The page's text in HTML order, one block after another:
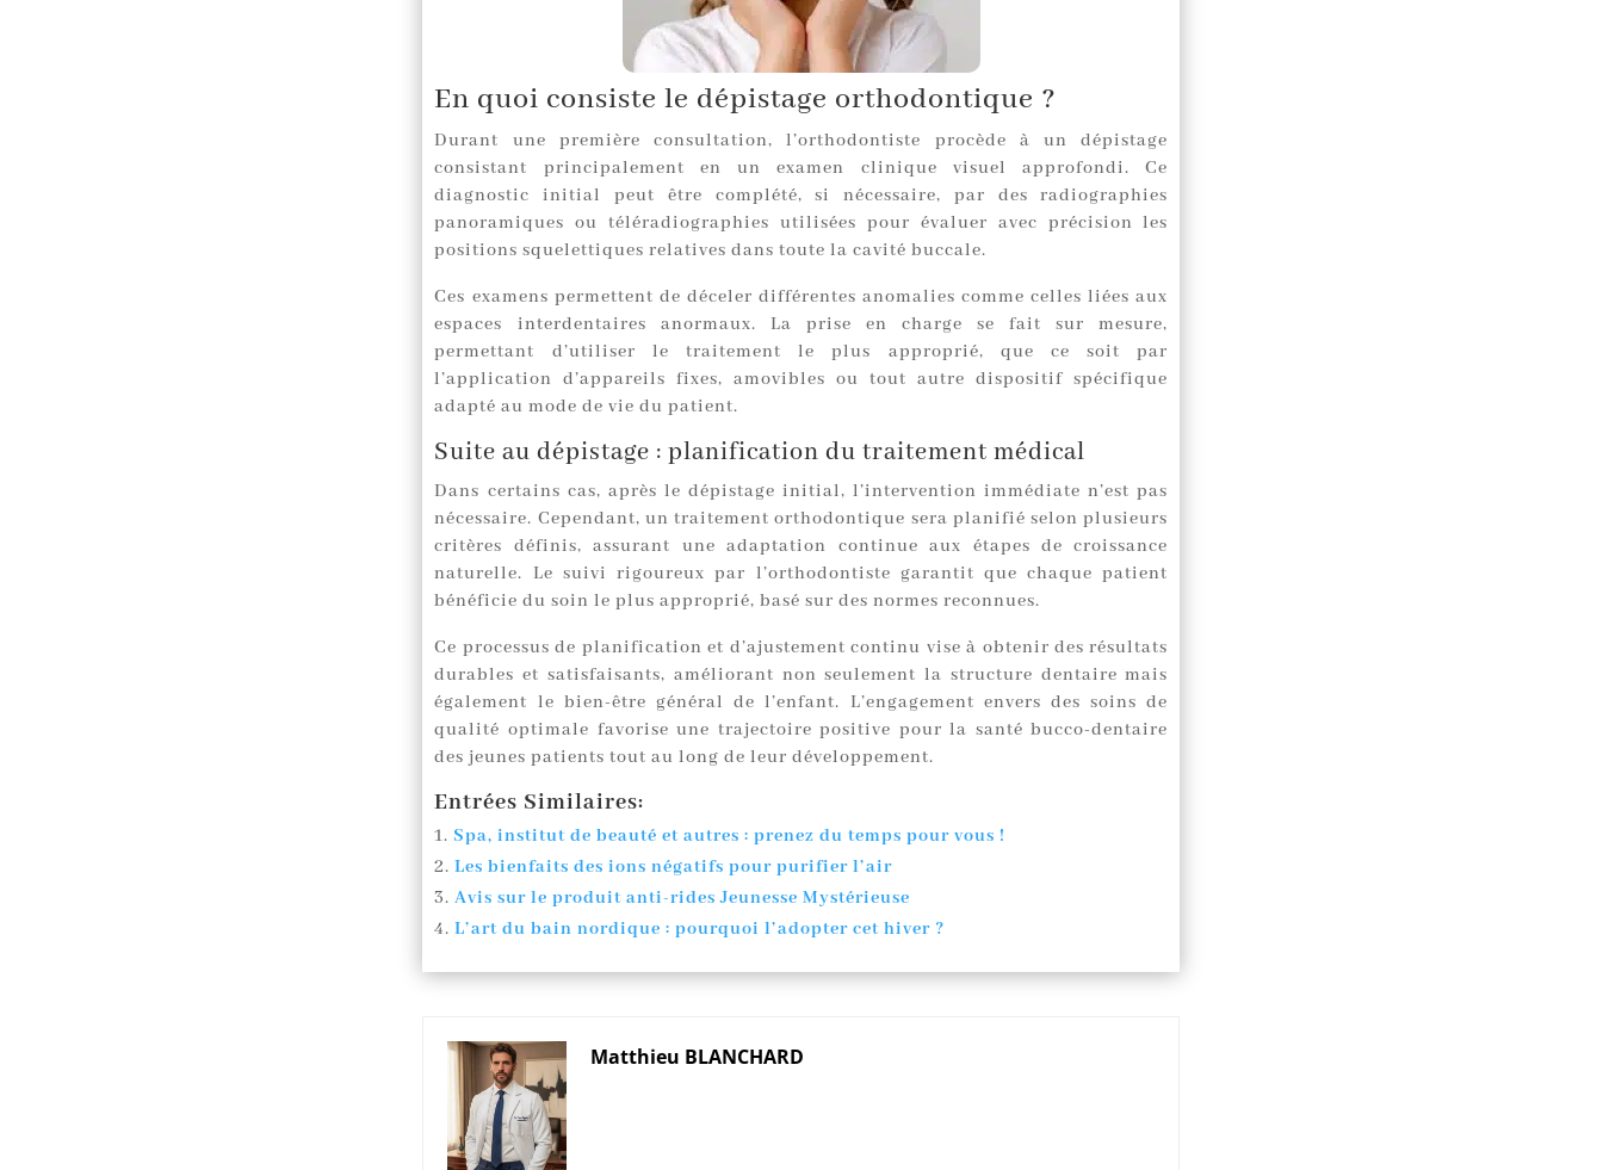
En quoi consiste le dépistage orthodontique ?
Durant une première consultation, l’orthodontiste procède à un dépistage
consistant principalement en un examen clinique visuel approfondi. Ce
diagnostic initial peut être complété, si nécessaire, par des radiographies
panoramiques ou téléradiographies utilisées pour évaluer avec précision les
positions squelettiques relatives dans toute la cavité buccale.
Ces examens permettent de déceler différentes anomalies comme celles liées aux
espaces interdentaires anormaux. La prise en charge se fait sur mesure,
permettant d’utiliser le traitement le plus approprié, que ce soit par
l’application d’appareils fixes, amovibles ou tout autre dispositif spécifique
adapté au mode de vie du patient.
Suite au dépistage : planification du traitement médical
Dans certains cas, après le dépistage initial, l’intervention immédiate n’est pas
nécessaire. Cependant, un traitement orthodontique sera planifié selon plusieurs
critères définis, assurant une adaptation continue aux étapes de croissance
naturelle. Le suivi rigoureux par l’orthodontiste garantit que chaque patient
bénéficie du soin le plus approprié, basé sur des normes reconnues.
Ce processus de planification et d’ajustement continu vise à obtenir des résultats
durables et satisfaisants, améliorant non seulement la structure dentaire mais
également le bien-être général de l’enfant. L’engagement envers des soins de
qualité optimale favorise une trajectoire positive pour la santé bucco-dentaire
des jeunes patients tout au long de leur développement.
Entrées Similaires:
Spa, institut de beauté et autres : prenez du temps pour vous !
Les bienfaits des ions négatifs pour purifier l’air
Avis sur le produit anti-rides Jeunesse Mystérieuse
L’art du bain nordique : pourquoi l’adopter cet hiver ?
Matthieu BLANCHARD